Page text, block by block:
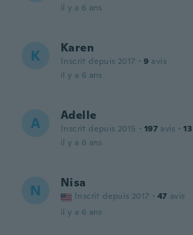
il y a 6 ans
K Karen
Inscrit depuis 2017 · 9 avis
il y a 6 ans
A Adelle
Inscrit depuis 2015 · 197 avis · 13
il y a 6 ans
N Nisa
Inscrit depuis 2017 · 47 avis
il y a 6 ans